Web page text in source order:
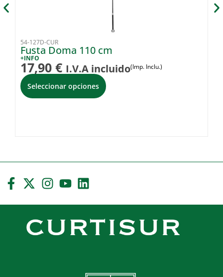
54-127D-CUR
Fusta Doma 110 cm
+INFO
17,90 € I.V.A incluido(Imp. Inclu.)
Seleccionar opciones